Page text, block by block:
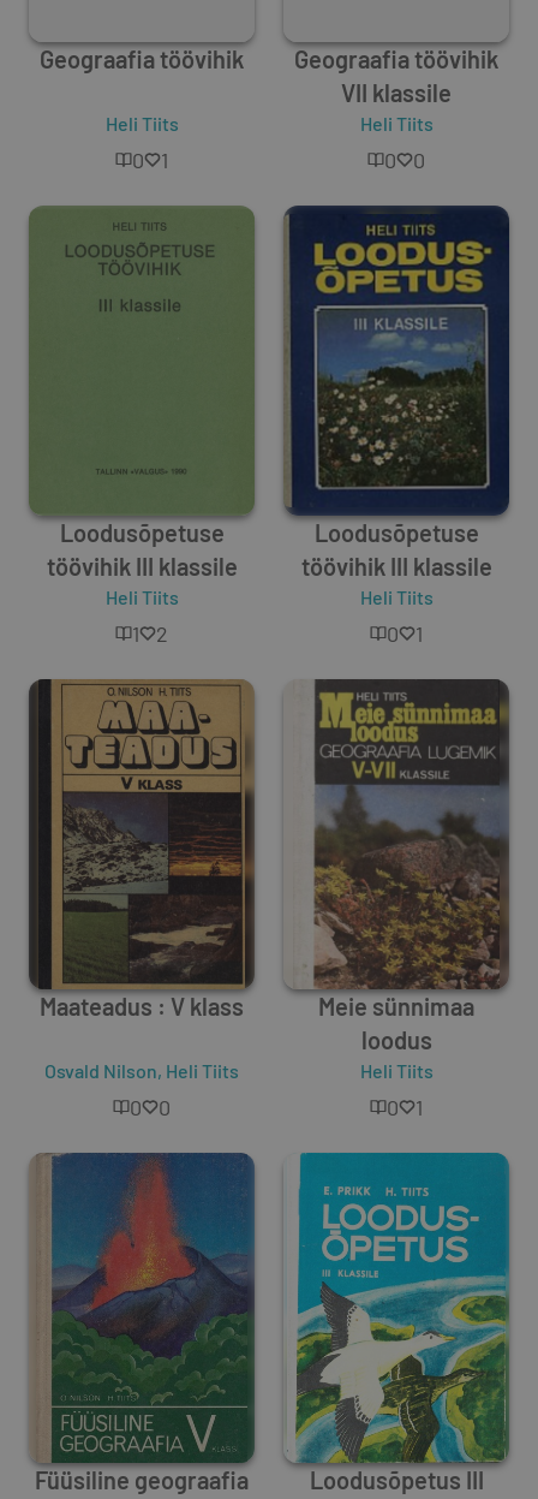
Geograafia töövihik
Heli Tiits
0 1
Geograafia töövihik
VII klassile
Heli Tiits
0 0
Loodusõpetuse
töövihik III klassile
Heli Tiits
1 2
Loodusõpetuse
töövihik III klassile
Heli Tiits
0 1
Maateadus : V klass
Osvald Nilson, Heli Tiits
0 0
Meie sünnimaa
loodus
Heli Tiits
0 1
Füüsiline geograafia
Loodusõpetus III